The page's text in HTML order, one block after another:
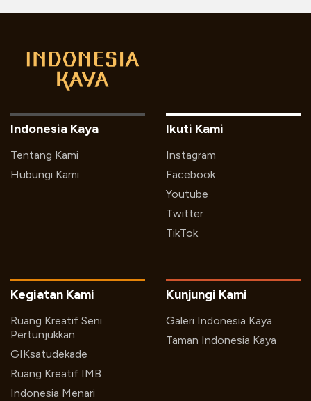
Indonesia Kaya
Tentang Kami
Hubungi Kami
Ikuti Kami
Instagram
Facebook
Youtube
Twitter
TikTok
Kegiatan Kami
Ruang Kreatif Seni
Pertunjukkan
GIKsatudekade
Ruang Kreatif IMB
Indonesia Menari
Kunjungi Kami
Galeri Indonesia Kaya
Taman Indonesia Kaya